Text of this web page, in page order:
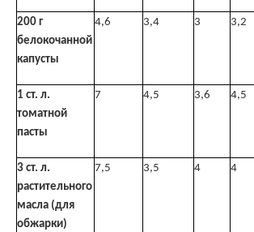
200 г
белокочанной
капусты
4,6 3,4 3 3,2
1 ст. л.
томатной
пасты
7 4,5 3,6 4,5
3 ст. л.
растительного
масла (для
обжарки)
7,5 3,5 4 4